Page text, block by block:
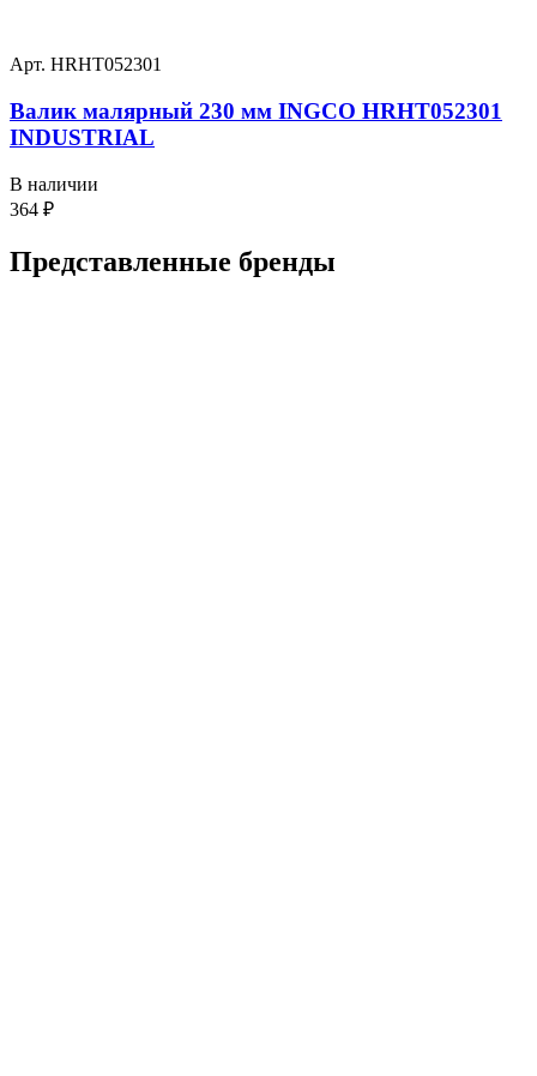
Арт. HRHT052301
Валик малярный 230 мм INGCO HRHT052301
INDUSTRIAL
В наличии
364 ₽
Представленные бренды